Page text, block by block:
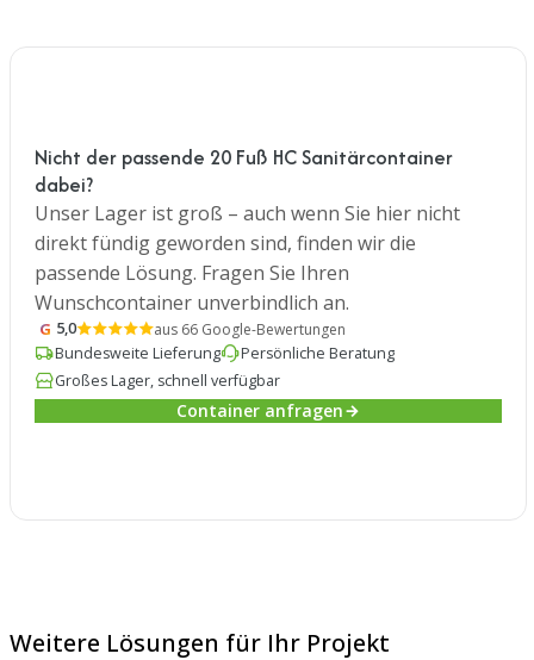
Nicht der passende 20 Fuß HC Sanitärcontainer
dabei?
Unser Lager ist groß – auch wenn Sie hier nicht
direkt fündig geworden sind, finden wir die
passende Lösung. Fragen Sie Ihren
Wunschcontainer unverbindlich an.
G 5,0
aus 66 Google-Bewertungen
Bundesweite Lieferung
Persönliche Beratung
Großes Lager, schnell verfügbar
Container anfragen
Weitere Lösungen für Ihr Projekt